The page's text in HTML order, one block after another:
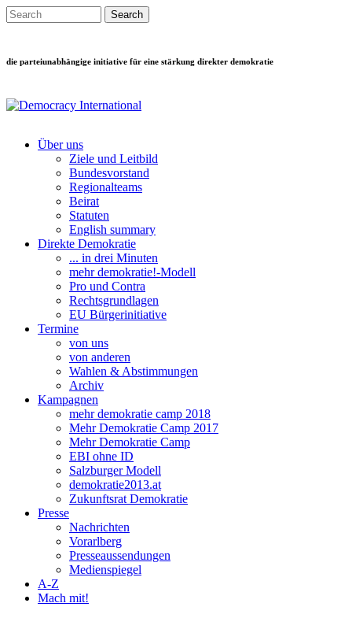
Direkt zum Inhalt
Search this site
die parteiunabhängige initiative für eine stärkung direkter demokratie
Main menu
Über uns
Ziele und Leitbild
Bundesvorstand
Regionalteams
Beirat
Statuten
English summary
Direkte Demokratie
... in drei Minuten
mehr demokratie!-Modell
Pro und Contra
Rechtsgrundlagen
EU Bürgerinitiative
Termine
von uns
von anderen
Wahlen & Abstimmungen
Archiv
Kampagnen
mehr demokratie camp 2018
Mehr Demokratie Camp 2017
Mehr Demokratie Camp
EBI ohne ID
Salzburger Modell
demokratie2013.at
Zukunftsrat Demokratie
Presse
Nachrichten
Vorarlberg
Presseaussendungen
Medienspiegel
A-Z
Mach mit!